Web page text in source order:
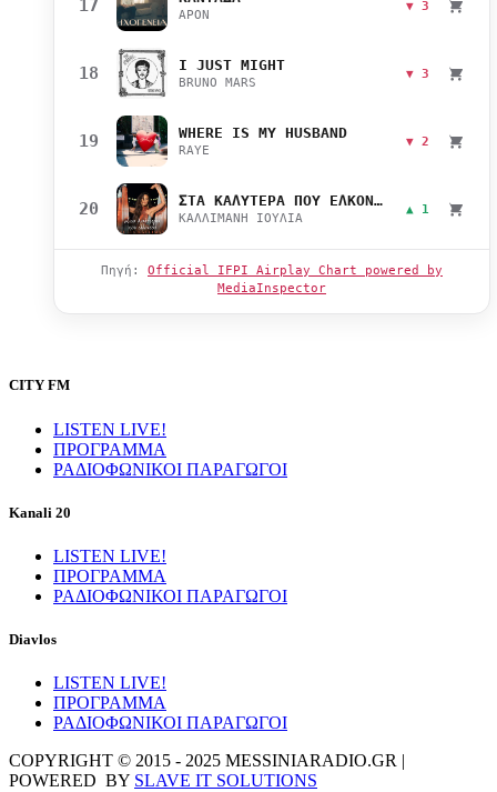
17 APON
▼ 3
18 I JUST MIGHT
BRUNO MARS
▼ 3
19 WHERE IS MY HUSBAND
RAYE
▼ 2
20 ΣΤΑ ΚΑΛΥΤΕΡΑ ΠΟΥ ΕΛΚΟΝΤΑΙ
ΚΑΛΛΙΜΑΝΗ ΙΟΥΛΙΑ
▲ 1
Πηγή: Official IFPI Airplay Chart powered by
MediaInspector
CITY FM
LISTEN LIVE!
ΠΡΟΓΡΑΜΜΑ
ΡΑΔΙΟΦΩΝΙΚΟΙ ΠΑΡΑΓΩΓΟΙ
Kanali 20
LISTEN LIVE!
ΠΡΟΓΡΑΜΜΑ
ΡΑΔΙΟΦΩΝΙΚΟΙ ΠΑΡΑΓΩΓΟΙ
Diavlos
LISTEN LIVE!
ΠΡΟΓΡΑΜΜΑ
ΡΑΔΙΟΦΩΝΙΚΟΙ ΠΑΡΑΓΩΓΟΙ
COPYRIGHT © 2015 - 2025 MESSINIARADIO.GR |
POWERED BY SLAVE IT SOLUTIONS